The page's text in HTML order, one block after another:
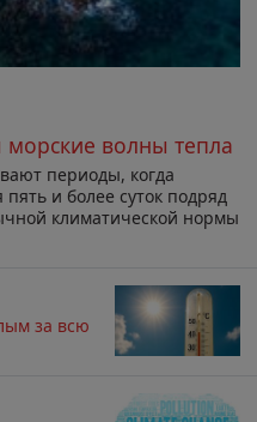
волны тепла
периоды, когда
и более суток подряд
климатической нормы
за всю